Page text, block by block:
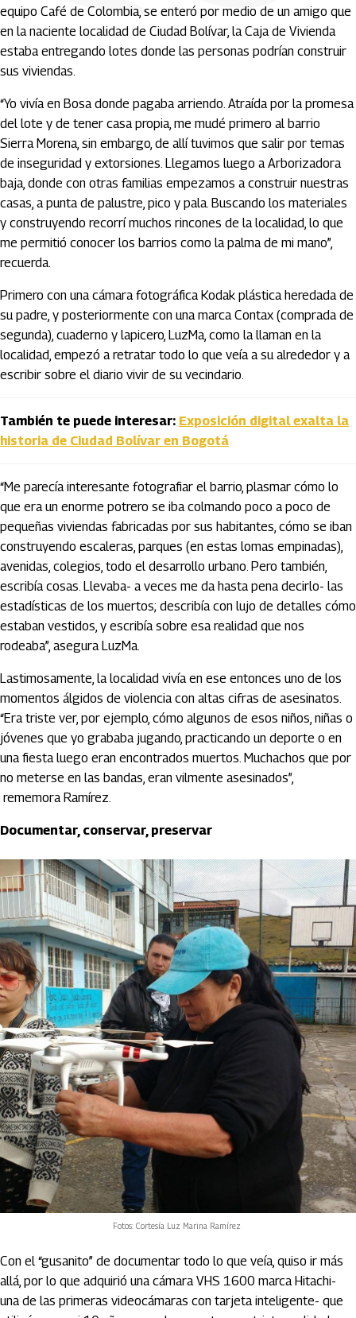
equipo Café de Colombia, se enteró por medio de un amigo que
en la naciente localidad de Ciudad Bolívar, la Caja de Vivienda
estaba entregando lotes donde las personas podrían construir
sus viviendas.
“Yo vivía en Bosa donde pagaba arriendo. Atraída por la promesa
del lote y de tener casa propia, me mudé primero al barrio
Sierra Morena, sin embargo, de allí tuvimos que salir por temas
de inseguridad y extorsiones. Llegamos luego a Arborizadora
baja, donde con otras familias empezamos a construir nuestras
casas, a punta de palustre, pico y pala. Buscando los materiales
y construyendo recorrí muchos rincones de la localidad, lo que
me permitió conocer los barrios como la palma de mi mano”,
recuerda.
Primero con una cámara fotográfica Kodak plástica heredada de
su padre, y posteriormente con una marca Contax (comprada de
segunda), cuaderno y lapicero, LuzMa, como la llaman en la
localidad, empezó a retratar todo lo que veía a su alrededor y a
escribir sobre el diario vivir de su vecindario.
También te puede interesar: Exposición digital exalta la
historia de Ciudad Bolívar en Bogotá
“Me parecía interesante fotografiar el barrio, plasmar cómo lo
que era un enorme potrero se iba colmando poco a poco de
pequeñas viviendas fabricadas por sus habitantes, cómo se iban
construyendo escaleras, parques (en estas lomas empinadas),
avenidas, colegios, todo el desarrollo urbano. Pero también,
escribía cosas. Llevaba- a veces me da hasta pena decirlo- las
estadísticas de los muertos; describía con lujo de detalles cómo
estaban vestidos, y escribía sobre esa realidad que nos
rodeaba”, asegura LuzMa.
Lastimosamente, la localidad vivía en ese entonces uno de los
momentos álgidos de violencia con altas cifras de asesinatos.
“Era triste ver, por ejemplo, cómo algunos de esos niños, niñas o
jóvenes que yo grababa jugando, practicando un deporte o en
una fiesta luego eran encontrados muertos. Muchachos que por
no meterse en las bandas, eran vilmente asesinados”,
rememora Ramírez.
Documentar, conservar, preservar
Fotos: Cortesía Luz Marina Ramírez
Con el “gusanito” de documentar todo lo que veía, quiso ir más
allá, por lo que adquirió una cámara VHS 1600 marca Hitachi-
una de las primeras videocámaras con tarjeta inteligente- que